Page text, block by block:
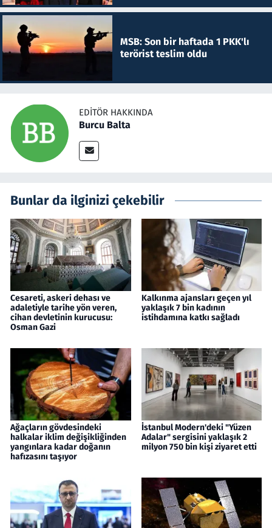
MSB: Son bir haftada 1 PKK'lı
terörist teslim oldu
EDITÖR HAKKINDA
Burcu Balta
Bunlar da ilginizi çekebilir
Cesareti, askeri dehası ve
adaletiyle tarihe yön veren,
cihan devletinin kurucusu:
Osman Gazi
Kalkınma ajansları geçen yıl
yaklaşık 7 bin kadının
istihdamına katkı sağladı
Ağaçların gövdesindeki
halkalar iklim değişikliğinden
yangınlara kadar doğanın
hafızasını taşıyor
İstanbul Modern'deki "Yüzen
Adalar" sergisini yaklaşık 2
milyon 750 bin kişi ziyaret etti